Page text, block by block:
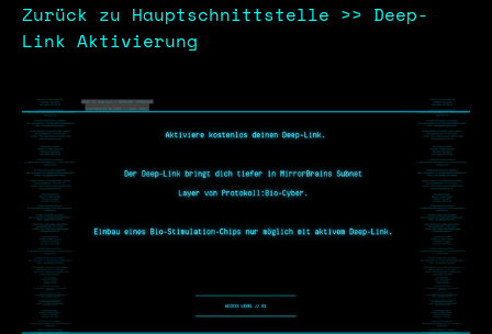
Zurück zu Hauptschnittstelle >> Deep-
Link Aktivierung